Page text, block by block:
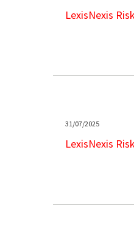
LexisNexis
31/07/2025
LexisNexis